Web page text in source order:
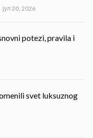
јул 20, 2026
potezi, pravila i
svet luksuznog